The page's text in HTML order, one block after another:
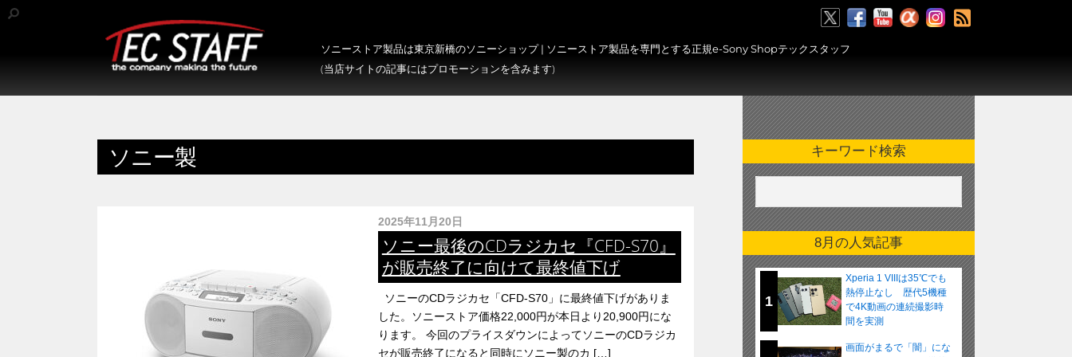
ソニーストア製品は東京新橋のソニーショップ | ソニーストア製品を専門とする正規e-Sony Shopテックスタッフ
(当店サイトの記事にはプロモーションを含みます)
ソニー製
2025年11月20日
ソニー最後のCDラジカセ『CFD-S70』
が販売終了に向けて最終値下げ
ソニーのCDラジカセ「CFD-S70」に最終値下げがありま
した。ソニーストア価格22,000円が本日より20,900円にな
ります。 今回のプライスダウンによってソニーのCDラジカ
セが販売終了になると同時にソニー製のカ […]
キーワード検索
8月の人気記事
1
Xperia 1 VIIIは35℃でも
熱停止なし 歴代5機種
で4K動画の連続撮影時
間を実測
画面がまるで「闇」にな